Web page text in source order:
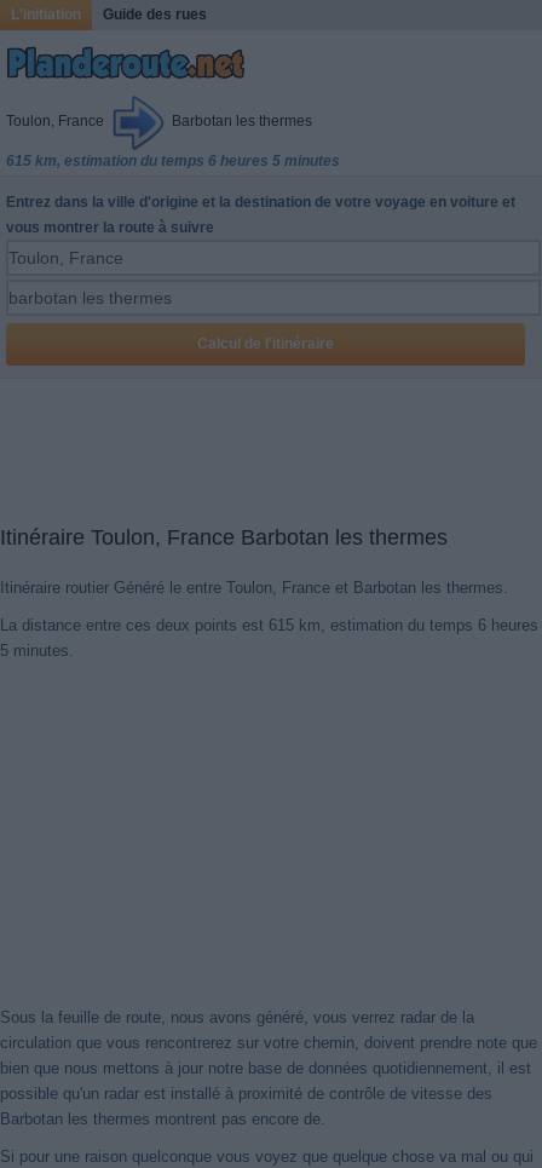
L'initiation Guide des rues
Toulon, France Barbotan les thermes
615 km, estimation du temps 6 heures 5 minutes
Entrez dans la ville d'origine et la destination de votre voyage en voiture et
vous montrer la route à suivre
Itinéraire Toulon, France Barbotan les thermes
Itinéraire routier Généré le entre Toulon, France et Barbotan les thermes.
La distance entre ces deux points est 615 km, estimation du temps 6 heures
5 minutes.
Sous la feuille de route, nous avons généré, vous verrez radar de la
circulation que vous rencontrerez sur votre chemin, doivent prendre note que
bien que nous mettons à jour notre base de données quotidiennement, il est
possible qu'un radar est installé à proximité de contrôle de vitesse des
Barbotan les thermes montrent pas encore de.
Si pour une raison quelconque vous voyez que quelque chose va mal ou qui
Fermer cet avis